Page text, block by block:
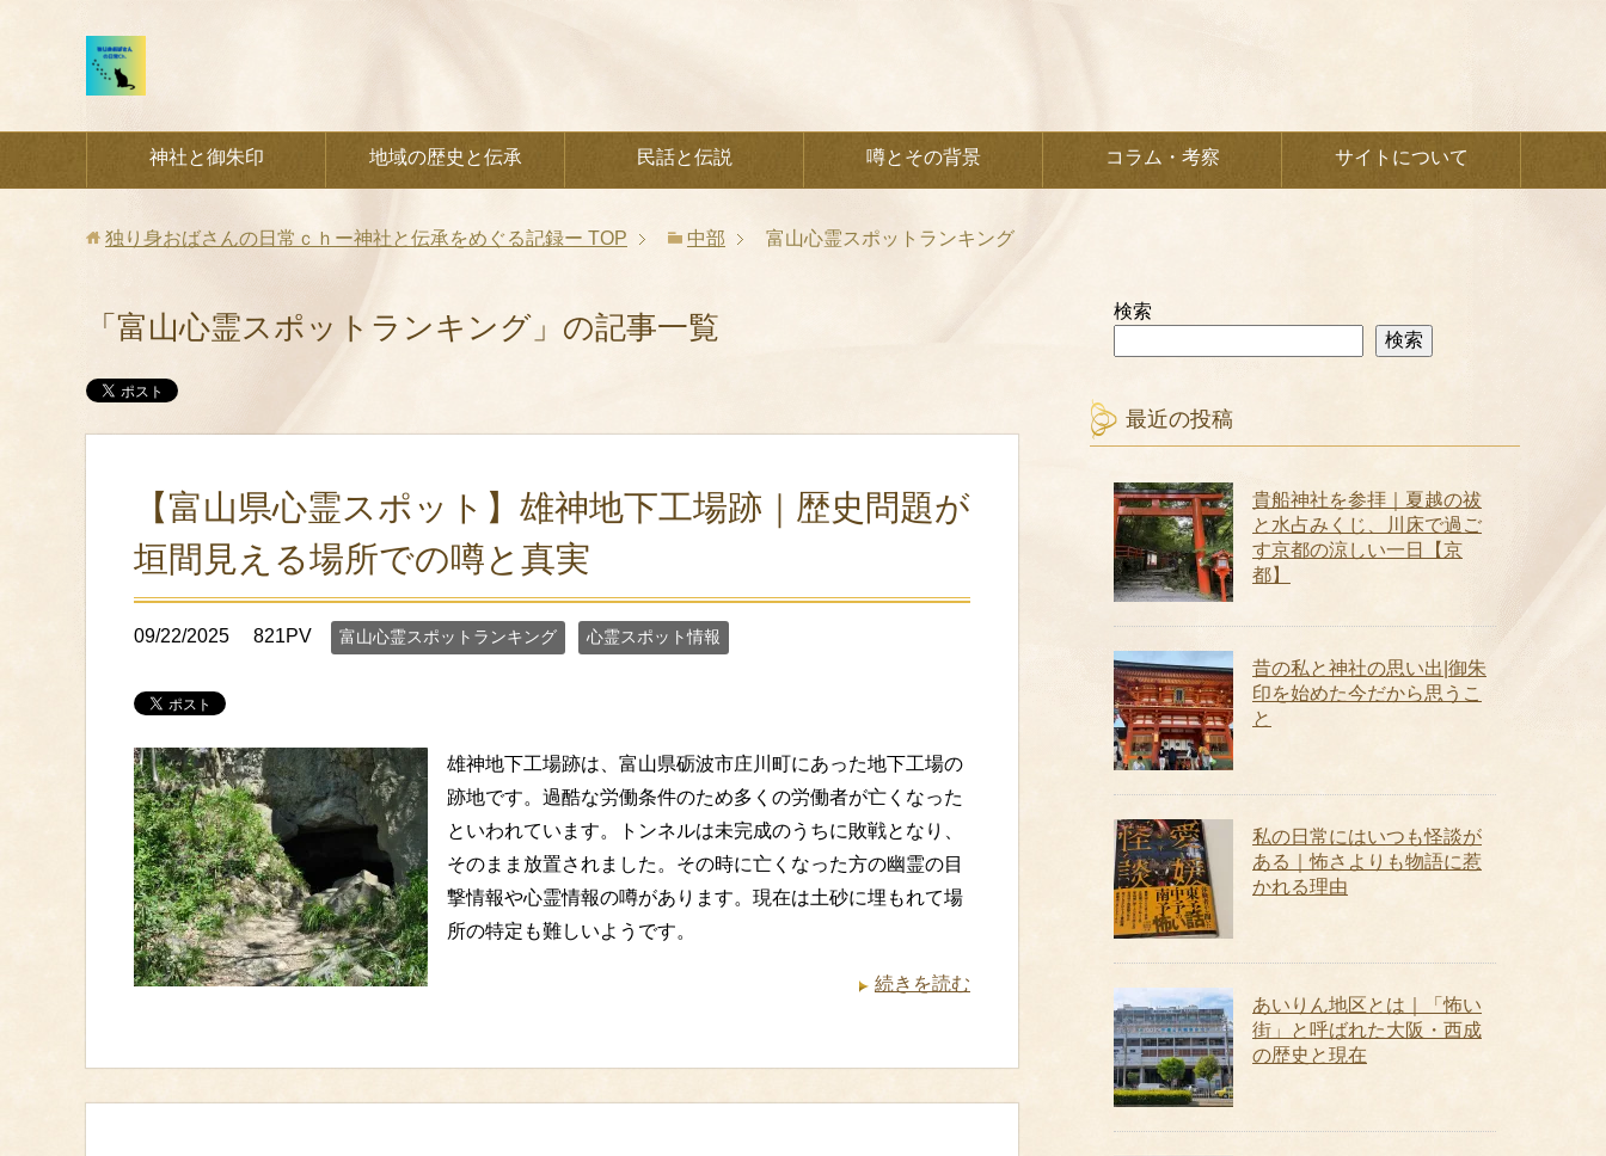
神社と御朱印 地域の歴史と伝承 民話と伝説 噂とその背景 コラム・考察 サイトについて
独り身おばさんの日常ｃｈー神社と伝承をめぐる記録ー TOP 中部 富山心霊スポットランキング
「富山心霊スポットランキング」の記事一覧
【富山県心霊スポット】雄神地下工場跡｜歴史問題が
垣間見える場所での噂と真実
09/22/2025 821PV 富山心霊スポットランキング 心霊スポット情報
雄神地下工場跡は、富山県砺波市庄川町にあった地下工場の
跡地です。過酷な労働条件のため多くの労働者が亡くなった
といわれています。トンネルは未完成のうちに敗戦となり、
そのまま放置されました。その時に亡くなった方の幽霊の目
撃情報や心霊情報の噂があります。現在は土砂に埋もれて場
所の特定も難しいようです。
続きを読む
検索
検索
最近の投稿
貴船神社を参拝｜夏越の祓
と水占みくじ、川床で過ご
す京都の涼しい一日【京
都】
昔の私と神社の思い出|御朱
印を始めた今だから思うこ
と
私の日常にはいつも怪談が
ある｜怖さよりも物語に惹
かれる理由
あいりん地区とは｜「怖い
街」と呼ばれた大阪・西成
の歴史と現在